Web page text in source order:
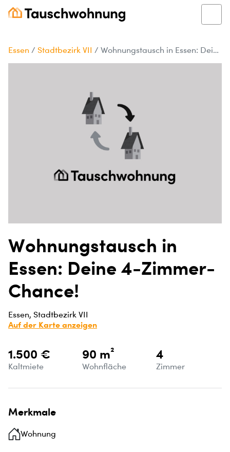
Essen / Stadtbezirk VII / Wohnungstausch in Essen: Deine 4-Zimmer-Chance!
Wohnungstausch in
Essen: Deine 4-Zimmer-
Chance!
Essen, Stadtbezirk VII
Auf der Karte anzeigen
1.500 €
Kaltmiete
90 m²
Wohnfläche
4
Zimmer
Merkmale
Wohnung